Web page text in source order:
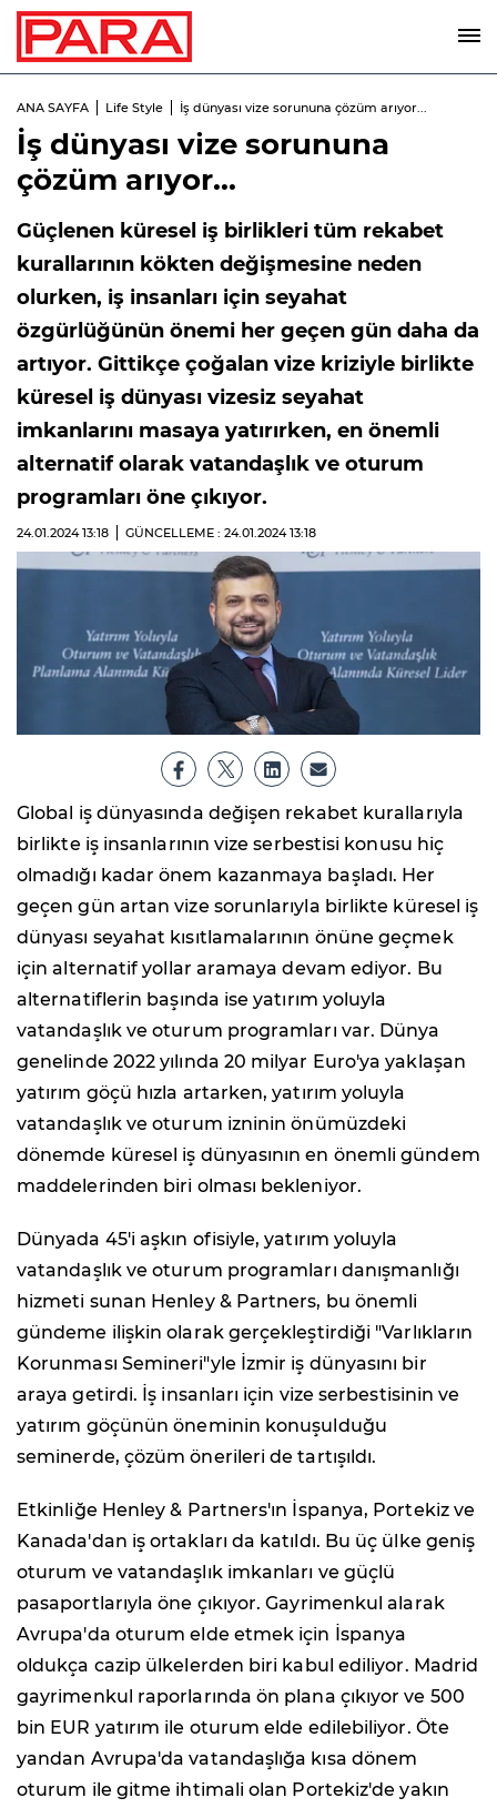
ANA SAYFA Life Style İş dünyası vize sorununa çözüm arıyor...
İş dünyası vize sorununa
çözüm arıyor...
Güçlenen küresel iş birlikleri tüm rekabet
kurallarının kökten değişmesine neden
olurken, iş insanları için seyahat
özgürlüğünün önemi her geçen gün daha da
artıyor. Gittikçe çoğalan vize kriziyle birlikte
küresel iş dünyası vizesiz seyahat
imkanlarını masaya yatırırken, en önemli
alternatif olarak vatandaşlık ve oturum
programları öne çıkıyor.
24.01.202413:18 GÜNCELLEME : 24.01.202413:18
Global iş dünyasında değişen rekabet kurallarıyla
birlikte iş insanlarının vize serbestisi konusu hiç
olmadığı kadar önem kazanmaya başladı. Her
geçen gün artan vize sorunlarıyla birlikte küresel iş
dünyası seyahat kısıtlamalarının önüne geçmek
için alternatif yollar aramaya devam ediyor. Bu
alternatiflerin başında ise yatırım yoluyla
vatandaşlık ve oturum programları var. Dünya
genelinde 2022 yılında 20 milyar Euro'ya yaklaşan
yatırım göçü hızla artarken, yatırım yoluyla
vatandaşlık ve oturum izninin önümüzdeki
dönemde küresel iş dünyasının en önemli gündem
maddelerinden biri olması bekleniyor.
Dünyada 45'i aşkın ofisiyle, yatırım yoluyla
vatandaşlık ve oturum programları danışmanlığı
hizmeti sunan Henley & Partners, bu önemli
gündeme ilişkin olarak gerçekleştirdiği "Varlıkların
Korunması Semineri"yle İzmir iş dünyasını bir
araya getirdi. İş insanları için vize serbestisinin ve
yatırım göçünün öneminin konuşulduğu
seminerde, çözüm önerileri de tartışıldı.
Etkinliğe Henley & Partners'ın İspanya, Portekiz ve
Kanada'dan iş ortakları da katıldı. Bu üç ülke geniş
oturum ve vatandaşlık imkanları ve güçlü
pasaportlarıyla öne çıkıyor. Gayrimenkul alarak
Avrupa'da oturum elde etmek için İspanya
oldukça cazip ülkelerden biri kabul ediliyor. Madrid
gayrimenkul raporlarında ön plana çıkıyor ve 500
bin EUR yatırım ile oturum elde edilebiliyor. Öte
yandan Avrupa'da vatandaşlığa kısa dönem
oturum ile gitme ihtimali olan Portekiz'de yakın